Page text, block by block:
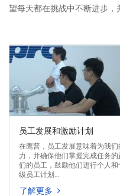
望每天都在挑战中不断进步，
员工发展和激励计划
在鹰普，员工发展意味着为我
力，并确保他们掌握完成任务
们的员工，鼓励他们进行个人
级员工计划…
了解更多